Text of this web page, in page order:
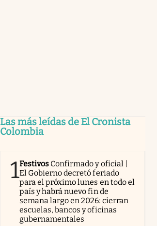
Las más leídas de El Cronista
Colombia
1Festivos Confirmado y oficial |
El Gobierno decretó feriado
para el próximo lunes en todo el
país y habrá nuevo fin de
semana largo en 2026: cierran
escuelas, bancos y oficinas
gubernamentales